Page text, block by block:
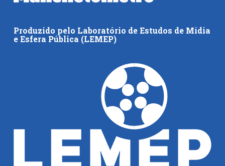
Produzido pelo Laboratório de Estudos de Mídia
e Esfera Pública (LEMEP)